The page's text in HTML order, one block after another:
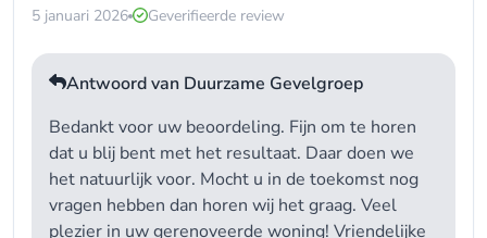
5 januari 2026 Geverifieerde review
Antwoord van Duurzame Gevelgroep
Bedankt voor uw beoordeling. Fijn om te horen
dat u blij bent met het resultaat. Daar doen we
het natuurlijk voor. Mocht u in de toekomst nog
vragen hebben dan horen wij het graag. Veel
plezier in uw gerenoveerde woning! Vriendelijke